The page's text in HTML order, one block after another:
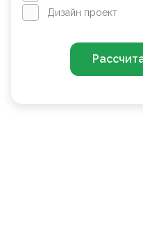
Дизайн проект